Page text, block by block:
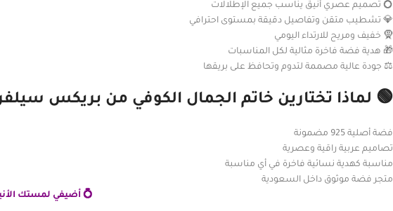
💍 تصميم عصري أنيق يناسب جميع الإطلالات
💎 تشطيب متقن وتفاصيل دقيقة بمستوى احترافي
🧕 خفيف ومريح للارتداء اليومي
🎁 هدية فضة فاخرة مثالية لكل المناسبات
⚖️ جودة عالية مصممة لتدوم وتحافظ على بريقها
🟢 لماذا تختارين خاتم الجمال الكوفي من بريكس
فضة أصلية 925 مضمونة
تصاميم عربية راقية وعصرية
مناسبة كهدية نسائية فاخرة في أي مناسبة
متجر فضة موثوق داخل السعودية
💍 أضيفي لمستك